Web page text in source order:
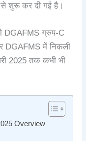
से शुरू कर दी गई है।
DGAFMS ग्रुप-C
DGAFMS में निकली
2025 तक कभी भी
Overview